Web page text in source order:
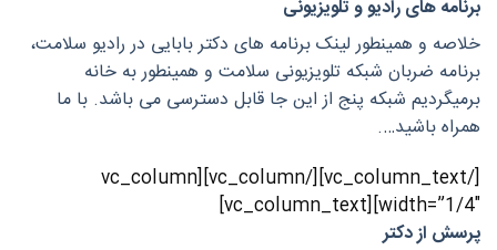
برنامه های رادیو و تلویزیونی
خلاصه و همینطور لینک برنامه های دکتر بابایی در رادیو سلامت،
برنامه ضربان شبکه تلویزیونی سلامت و همینطور به خانه
برمیگردیم شبکه پنج از این جا قابل دسترسی می باشد. با ما
همراه باشید….
[/vc_column_text][/vc_column][vc_column
width=”1/4″][vc_column_text]
پرسش از دکتر